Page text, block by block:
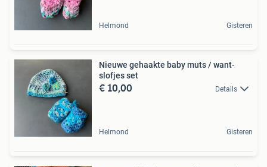
Helmond Gisteren
Nieuwe gehaakte baby muts / want-
slofjes set
€ 10,00 Details
Helmond Gisteren